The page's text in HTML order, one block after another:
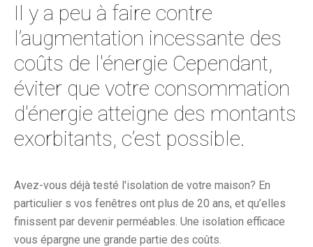
Il y a peu à faire contre
l’augmentation incessante des
coûts de l'énergie Cependant,
éviter que votre consommation
d'énergie atteigne des montants
exorbitants, c’est possible.
Avez-vous déjà testé l'isolation de votre maison? En
particulier s vos fenêtres ont plus de 20 ans, et qu’elles
finissent par devenir perméables. Une isolation efficace
vous épargne une grande partie des coûts.